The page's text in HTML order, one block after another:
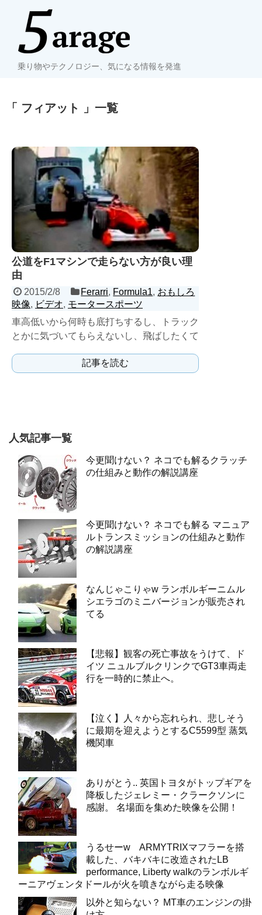
乗り物やテクノロジー、気になる情報を発進
「 フィアット 」一覧
公道をF1マシンで走らない方が良い理
由
2015/2/8 Ferarri, Formula1, おもしろ
映像, ビデオ, モータースポーツ
車高低いから何時も底打ちするし、トラック
とかに気づいてもらえないし、飛ばしたくて
記事を読む
人気記事一覧
今更聞けない？ ネコでも解るクラッチ
の仕組みと動作の解説講座
今更聞けない？ ネコでも解る マニュア
ルトランスミッションの仕組みと動作
の解説講座
なんじゃこりゃw ランボルギーニムル
シエラゴのミニバージョンが販売され
てる
【悲報】観客の死亡事故をうけて、ド
イツ ニュルブルクリンクでGT3車両走
行を一時的に禁止へ。
【泣く】人々から忘れられ、悲しそう
に最期を迎えようとするC5599型 蒸気
機関車
ありがとう.. 英国トヨタがトップギアを
降板したジェレミー・クラークソンに
感謝。 名場面を集めた映像を公開！
うるせーw ARMYTRIXマフラーを搭
載した、バキバキに改造されたLB
performance, Liberty walkのランボルギ
ーニアヴェンタドールが火を噴きながら走る映像
以外と知らない？ MT車のエンジンの掛